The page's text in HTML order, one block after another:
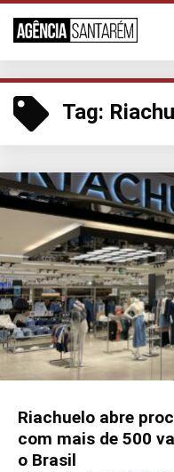
Tag:
Riachuelo abre
com mais de 500
o Brasil